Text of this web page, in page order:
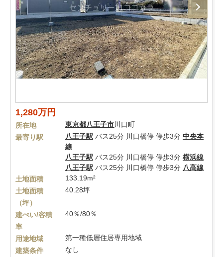
1,280万円
所在地 東京都八王子市川口町
最寄り駅
八王子駅 バス25分 川口橋停 停歩3分 中央本
線
八王子駅 バス25分 川口橋停 停歩3分 横浜線
八王子駅 バス25分 川口橋停 停歩3分 八高線
土地面積
133.19m²
土地面積
（坪）
40.28坪
建ぺい/容積
率
40％/80％
用途地域
第一種低層住居専用地域
建築条件
なし